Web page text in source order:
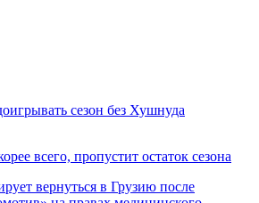
сезон без Хушнуда
всего, пропустит остаток сезона
вернуться в Грузию после